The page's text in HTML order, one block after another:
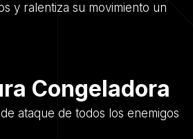
y ralentiza su movimiento un
Congeladora
ataque de todos los enemigos